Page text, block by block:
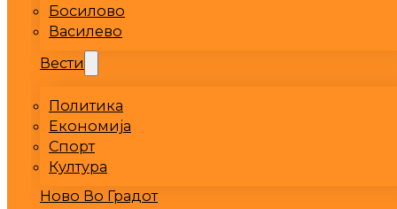
Босилово
Василево
Вести
Политика
Економија
Спорт
Култура
Ново Во Градот